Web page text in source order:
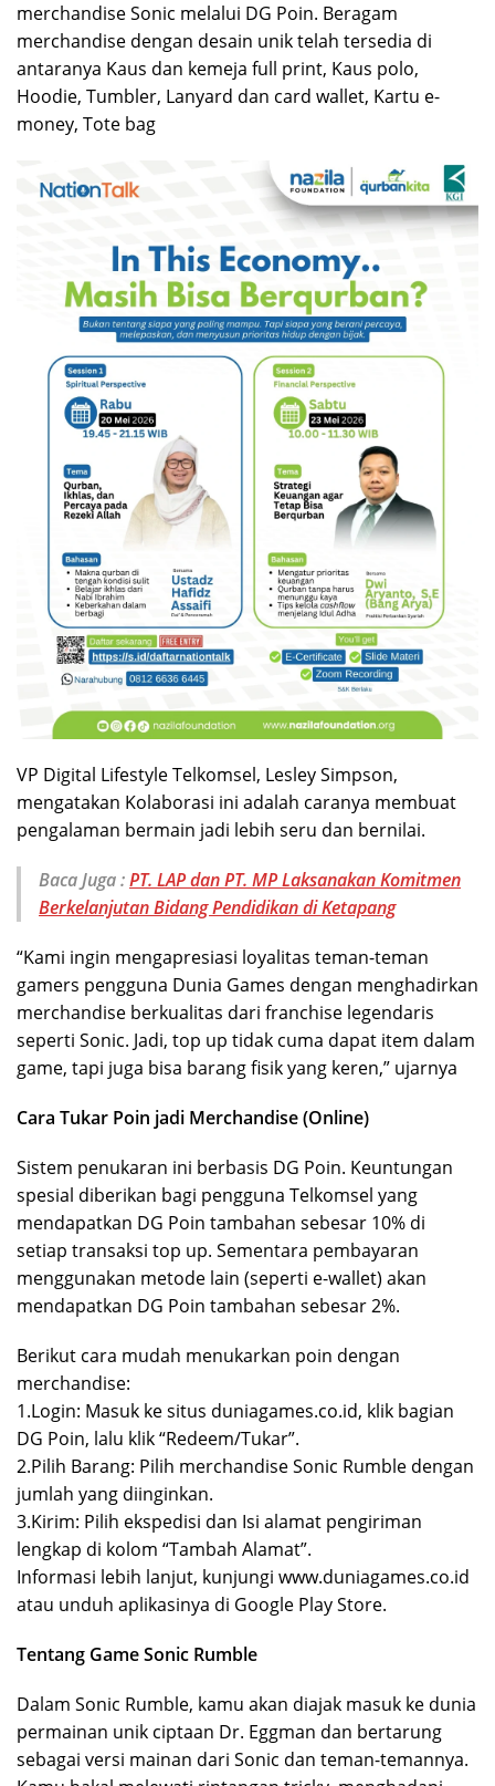
merchandise Sonic melalui DG Poin. Beragam
merchandise dengan desain unik telah tersedia di
antaranya Kaus dan kemeja full print, Kaus polo,
Hoodie, Tumbler, Lanyard dan card wallet, Kartu e-
money, Tote bag
VP Digital Lifestyle Telkomsel, Lesley Simpson,
mengatakan Kolaborasi ini adalah caranya membuat
pengalaman bermain jadi lebih seru dan bernilai.
Baca Juga :PT. LAP dan PT. MP Laksanakan Komitmen
Berkelanjutan Bidang Pendidikan di Ketapang
“Kami ingin mengapresiasi loyalitas teman-teman
gamers pengguna Dunia Games dengan menghadirkan
merchandise berkualitas dari franchise legendaris
seperti Sonic. Jadi, top up tidak cuma dapat item dalam
game, tapi juga bisa barang fisik yang keren,” ujarnya
Cara Tukar Poin jadi Merchandise (Online)
Sistem penukaran ini berbasis DG Poin. Keuntungan
spesial diberikan bagi pengguna Telkomsel yang
mendapatkan DG Poin tambahan sebesar 10% di
setiap transaksi top up. Sementara pembayaran
menggunakan metode lain (seperti e-wallet) akan
mendapatkan DG Poin tambahan sebesar 2%.
Berikut cara mudah menukarkan poin dengan
merchandise:
1.Login: Masuk ke situs duniagames.co.id, klik bagian
DG Poin, lalu klik “Redeem/Tukar”.
2.Pilih Barang: Pilih merchandise Sonic Rumble dengan
jumlah yang diinginkan.
3.Kirim: Pilih ekspedisi dan Isi alamat pengiriman
lengkap di kolom “Tambah Alamat”.
Informasi lebih lanjut, kunjungi www.duniagames.co.id
atau unduh aplikasinya di Google Play Store.
Tentang Game Sonic Rumble
Dalam Sonic Rumble, kamu akan diajak masuk ke dunia
permainan unik ciptaan Dr. Eggman dan bertarung
sebagai versi mainan dari Sonic dan teman-temannya.